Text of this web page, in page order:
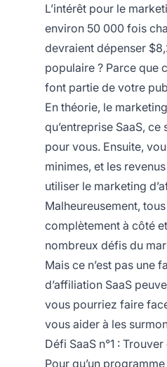
L’intérêt pour le
environ 50 000 fois
devraient dépenser
populaire ? Parce que
font partie de votre
En théorie, le
qu’entreprise SaaS,
pour vous. Ensuite,
minimes, et les
utiliser le marketing
Malheureusement,
complètement à côté
nombreux défis du
Mais ce n’est pas une
d’affiliation SaaS
vous pourriez faire
vous aider à les
Défi SaaS n°1 :
Pour qu’un